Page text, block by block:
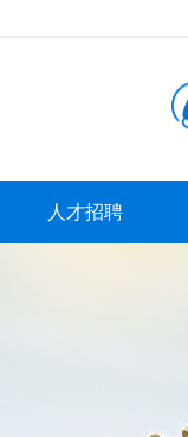
人才招聘